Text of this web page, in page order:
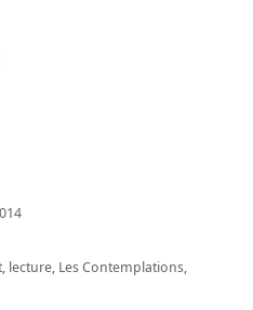
, lecture, Les Contemplations,